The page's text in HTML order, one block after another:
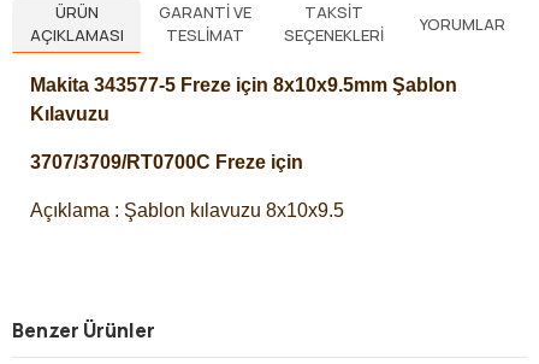
ÜRÜN
AÇIKLAMASI
GARANTI VE
TESLIMAT
TAKSIT
SEÇENEKLERI
YORUMLAR
Makita 343577-5 Freze için 8x10x9.5mm Şablon
Kılavuzu
3707/3709/RT0700C Freze için
Açıklama : Şablon kılavuzu 8x10x9.5
Benzer Ürünler